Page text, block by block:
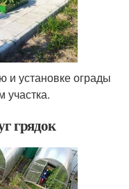
и установке ограды
участка.
грядок